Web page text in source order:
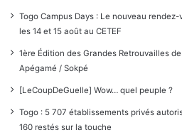
Togo Campus Days : Le nouveau
les 14 et 15 août au CETEF
1ère Édition des Grandes Retrouvailles
Apégamé / Sokpé
[LeCoupDeGuelle] Wow… quel peuple ?
Togo : 5 707 établissements privés
160 restés sur la touche